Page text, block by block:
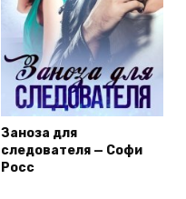
Заноза для
следователя — Софи
Росс